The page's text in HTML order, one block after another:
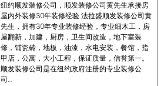
纽约顺发装修公司，顺发装修公司黄先生承接房
屋内外装修30年装修经验 法拉盛顺发装修公司黄
先生，拥有30年专业装修经验，专业细木工，房
屋翻新，加建，厨房，卫生间改造，地下室装
修，铺瓷砖，地板，油漆，水电安装，餐馆，指
甲店，公寓，大小工程，保证质量，信誉第一。
顺发装修公司是在纽约政府注册的专业装修公
司…